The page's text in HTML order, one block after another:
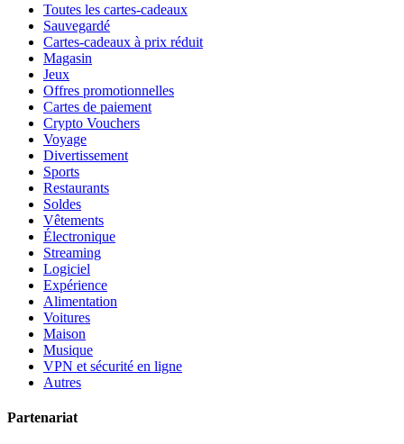
Toutes les cartes-cadeaux
Sauvegardé
Cartes-cadeaux à prix réduit
Magasin
Jeux
Offres promotionnelles
Cartes de paiement
Crypto Vouchers
Voyage
Divertissement
Sports
Restaurants
Soldes
Vêtements
Électronique
Streaming
Logiciel
Expérience
Alimentation
Voitures
Maison
Musique
VPN et sécurité en ligne
Autres
Partenariat